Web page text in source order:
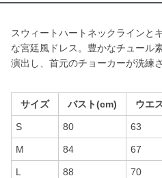
スウィートハートネックラインと
な宮廷風ドレス。豊かなチュール
演出し、首元のチョーカーが洗練
サイズ バスト(cm) ウエ
S 80 63
M 84 67
L 88 70